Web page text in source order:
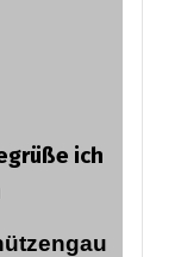
ich